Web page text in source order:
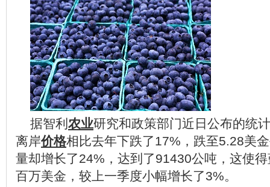
据智利 农业研究和政策部门近日公布的统
离岸价格相比去年下跌了17%，跌至5.28美
量却增长了24%，达到了91430公吨，这使
百万美金，较上一季度小幅增长了3%。